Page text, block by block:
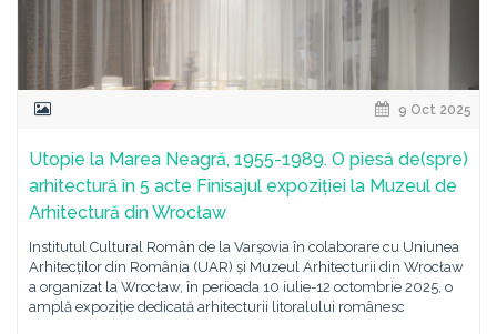
9 Oct 2025
Utopie la Marea Neagră, 1955-1989. O piesă de(spre)
arhitectură în 5 acte Finisajul expoziției la Muzeul de
Arhitectură din Wrocław
Institutul Cultural Român de la Varșovia în colaborare cu Uniunea
Arhitecților din România (UAR) și Muzeul Arhitecturii din Wrocław
a organizat la Wrocław, în perioada 10 iulie-12 octombrie 2025, o
amplă expoziție dedicată arhitecturii litoralului românesc